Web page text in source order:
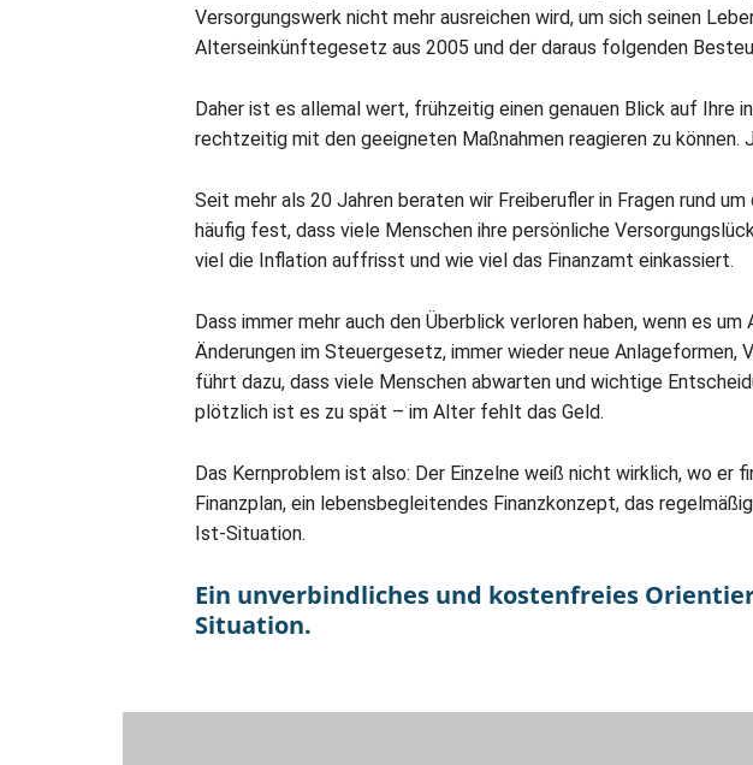
Versorgungswerk nicht mehr ausreichen wird, um sich seinen
Alterseinkünftegesetz aus 2005 und der daraus folgenden
Daher ist es allemal wert, frühzeitig einen genauen Blick auf
rechtzeitig mit den geeigneten Maßnahmen reagieren zu können.
Seit mehr als 20 Jahren beraten wir Freiberufler in Fragen rund
häufig fest, dass viele Menschen ihre persönliche
viel die Inflation auffrisst und wie viel das Finanzamt einkassiert.
Dass immer mehr auch den Überblick verloren haben, wenn es
Änderungen im Steuergesetz, immer wieder neue Anlageformen,
führt dazu, dass viele Menschen abwarten und wichtige
plötzlich ist es zu spät – im Alter fehlt das Geld.
Das Kernproblem ist also: Der Einzelne weiß nicht wirklich, wo
Finanzplan, ein lebensbegleitendes Finanzkonzept, das
Ist-Situation.
Ein unverbindliches und kostenfreies
Situation.